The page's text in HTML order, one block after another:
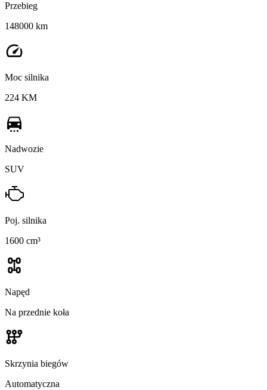
Przebieg
148000 km
Moc silnika
224 KM
Nadwozie
SUV
Poj. silnika
1600 cm³
Napęd
Na przednie koła
Skrzynia biegów
Automatyczna